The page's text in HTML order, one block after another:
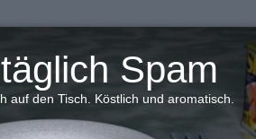
Spam
auf den Tisch. Köstlich und aromatisch.